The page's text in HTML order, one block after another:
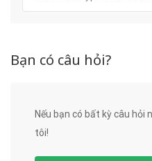
Bạn có câu hỏi?
Nếu bạn có bất kỳ câu hỏi
tôi!